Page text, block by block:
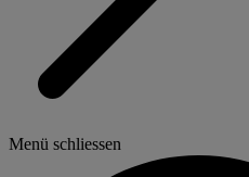
Menü schliessen